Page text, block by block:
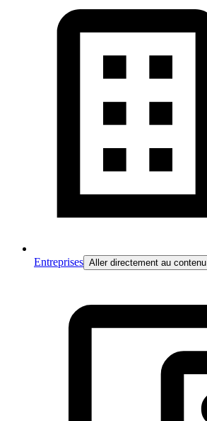
Entreprises Aller directement au contenu